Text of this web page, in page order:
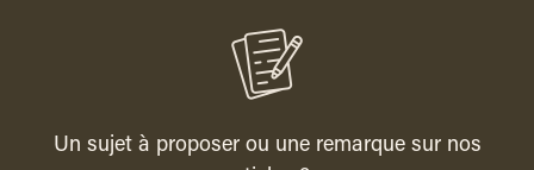
Un sujet à proposer ou une remarque sur nos